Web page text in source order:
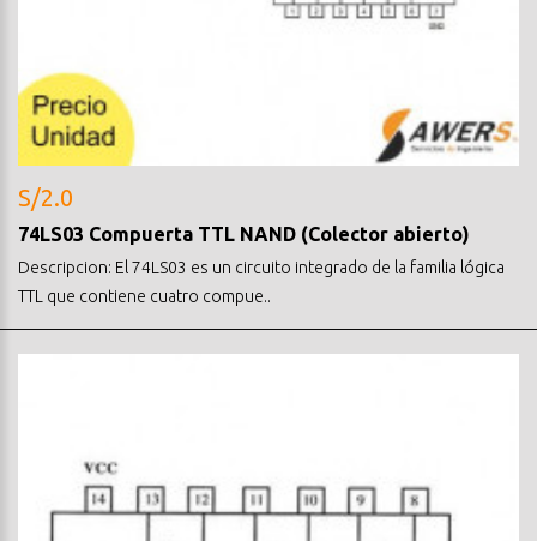
S/2.0
74LS03 Compuerta TTL NAND (Colector abierto)
Descripcion: El 74LS03 es un circuito integrado de la familia lógica
TTL que contiene cuatro compue..